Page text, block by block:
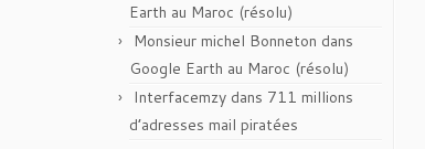
Earth au Maroc (résolu)
Monsieur michel Bonneton dans
Google Earth au Maroc (résolu)
Interfacemzy dans 711 millions
d’adresses mail piratées